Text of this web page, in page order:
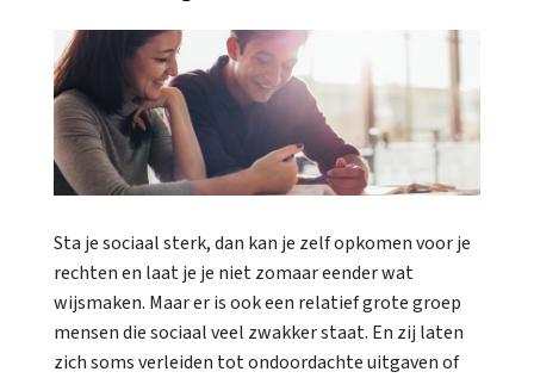
Sta je sociaal sterk, dan kan je zelf opkomen voor je
rechten en laat je je niet zomaar eender wat
wijsmaken. Maar er is ook een relatief grote groep
mensen die sociaal veel zwakker staat. En zij laten
zich soms verleiden tot ondoordachte uitgaven of